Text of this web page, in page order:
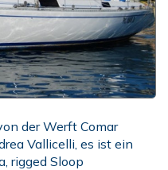
der Werft Comar
Vallicelli, es ist ein
rigged Sloop